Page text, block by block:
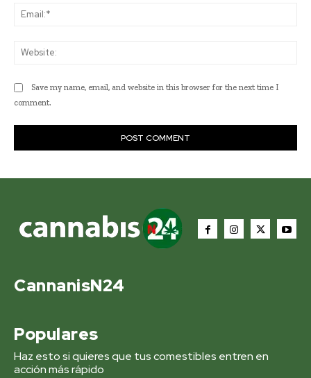
Save my name, email, and website in this browser for the next time I
comment.
CannanisN24
Populares
Haz esto si quieres que tus comestibles entren en
acción más rápido